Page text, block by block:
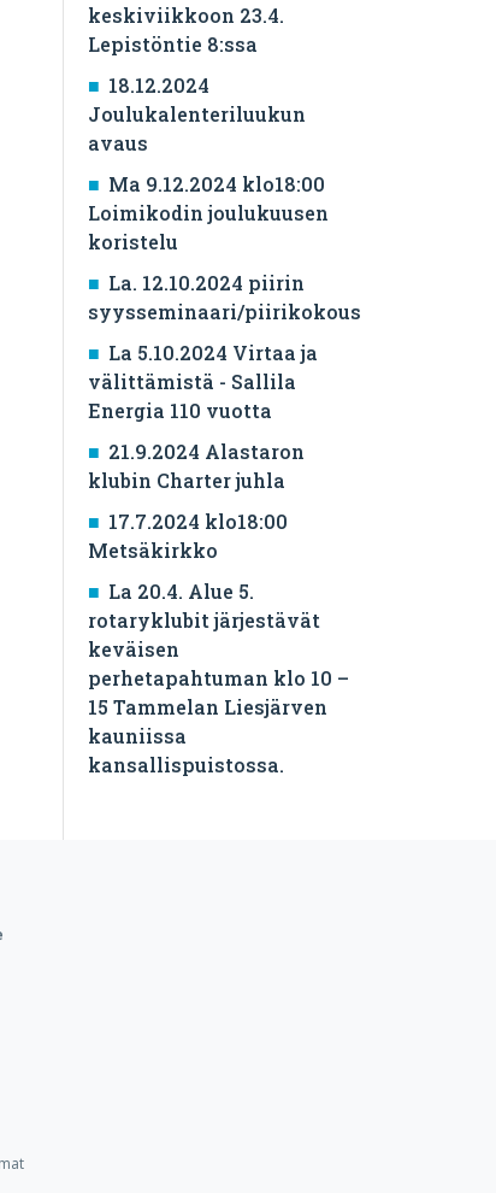
keskiviikkoon 23.4.
Lepistöntie 8:ssa
18.12.2024
Joulukalenteriluukun
avaus
Ma 9.12.2024 klo18:00
Loimikodin joulukuusen
koristelu
La. 12.10.2024 piirin
syysseminaari/piirikokous
La 5.10.2024 Virtaa ja
välittämistä - Sallila
Energia 110 vuotta
21.9.2024 Alastaron
klubin Charter juhla
17.7.2024 klo18:00
Metsäkirkko
La 20.4. Alue 5.
rotaryklubit järjestävät
keväisen
perhetapahtuman klo 10 –
15 Tammelan Liesjärven
kauniissa
kansallispuistossa.